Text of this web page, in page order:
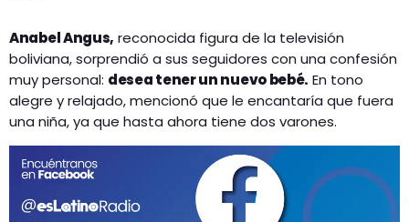
Anabel Angus, reconocida figura de la televisión
boliviana, sorprendió a sus seguidores con una confesión
muy personal: desea tener un nuevo bebé. En tono
alegre y relajado, mencionó que le encantaría que fuera
una niña, ya que hasta ahora tiene dos varones.